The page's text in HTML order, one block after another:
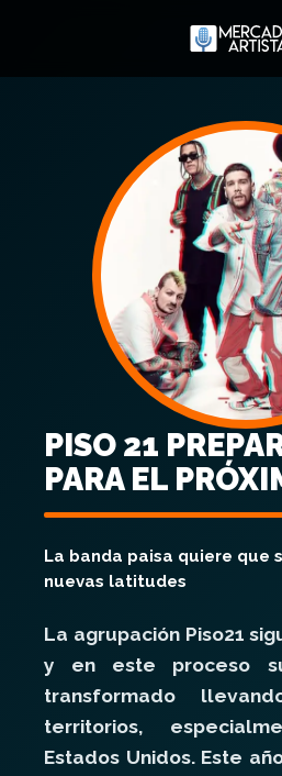
PISO 21
PARA EL
La banda paisa quiere que
nuevas latitudes
La agrupación Piso21
y en este proceso
transformado
territorios,
Estados Unidos. Este